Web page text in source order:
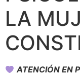
LA
ATENCIÓN EN